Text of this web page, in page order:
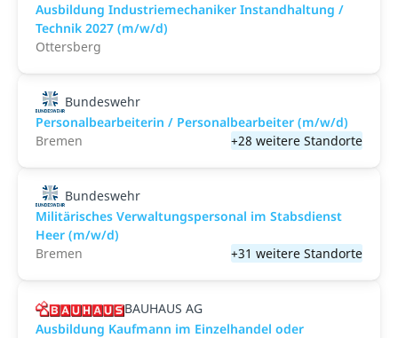
Ausbildung Industriemechaniker Instandhaltung /
Technik 2027 (m/w/d)
Ottersberg
Bundeswehr
Personalbearbeiterin / Personalbearbeiter (m/w/d)
Bremen
+28 weitere Standorte
Bundeswehr
Militärisches Verwaltungspersonal im Stabsdienst
Heer (m/w/d)
Bremen
+31 weitere Standorte
BAUHAUS AG
Ausbildung Kaufmann im Einzelhandel oder